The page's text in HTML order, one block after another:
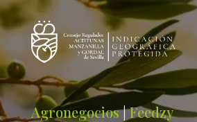
Agronegocios|Feedzy